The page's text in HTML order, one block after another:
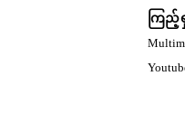
ကြည့်